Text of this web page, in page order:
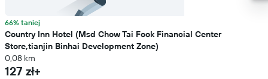
66% taniej
Country Inn Hotel (Msd Chow Tai Fook Financial Center
Store,tianjin Binhai Development Zone)
0,08 km
127 zł+